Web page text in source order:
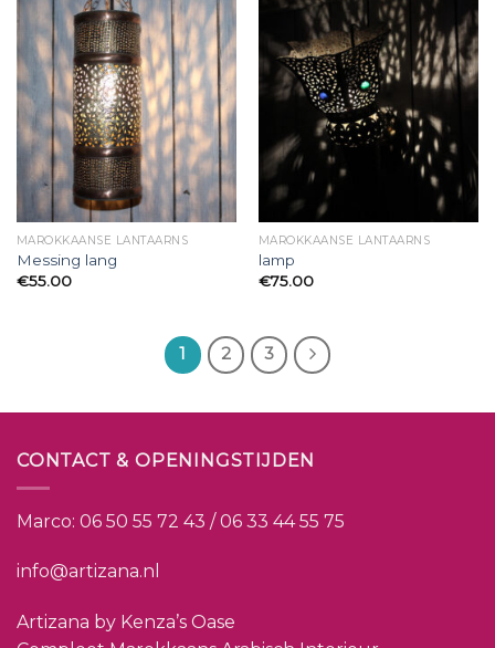
MAROKKAANSE LANTAARNS
Messing lang
€55.00
MAROKKAANSE LANTAARNS
lamp
€75.00
1 2 3
CONTACT & OPENINGSTIJDEN
Marco: 06 50 55 72 43 / 06 33 44 55 75
info@artizana.nl
Artizana by Kenza’s Oase